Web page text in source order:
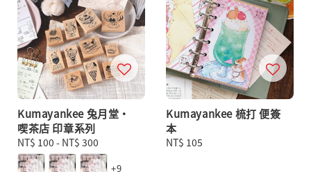
Kumayankee 兔月堂・
喫茶店 印章系列
Regular
price
NT$ 100 - NT$ 300
+9
Kumayankee 梳打 便簽
本
Regular
NT$ 105